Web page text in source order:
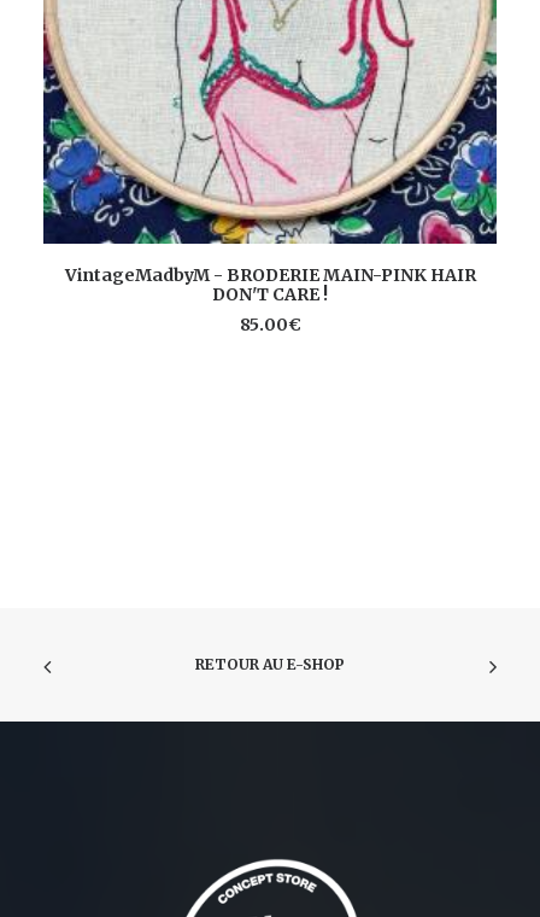
AJOUTER AU PANIER
VintageMadbyM - BRODERIE MAIN-PINK HAIR
DON'T CARE !
85.00€
RETOUR AU E-SHOP